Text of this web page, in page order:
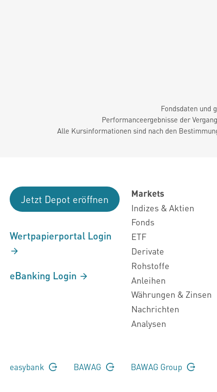
Fondsdaten und
Performanceergebnisse der
Alle Kursinformationen sind nach den
Jetzt Depot eröffnen
Wertpapierportal Login
eBanking Login
Markets
Indizes & Aktien
Fonds
ETF
Derivate
Rohstoffe
Anleihen
Währungen & Zinsen
Nachrichten
Analysen
easybank BAWAG BAWAG Group